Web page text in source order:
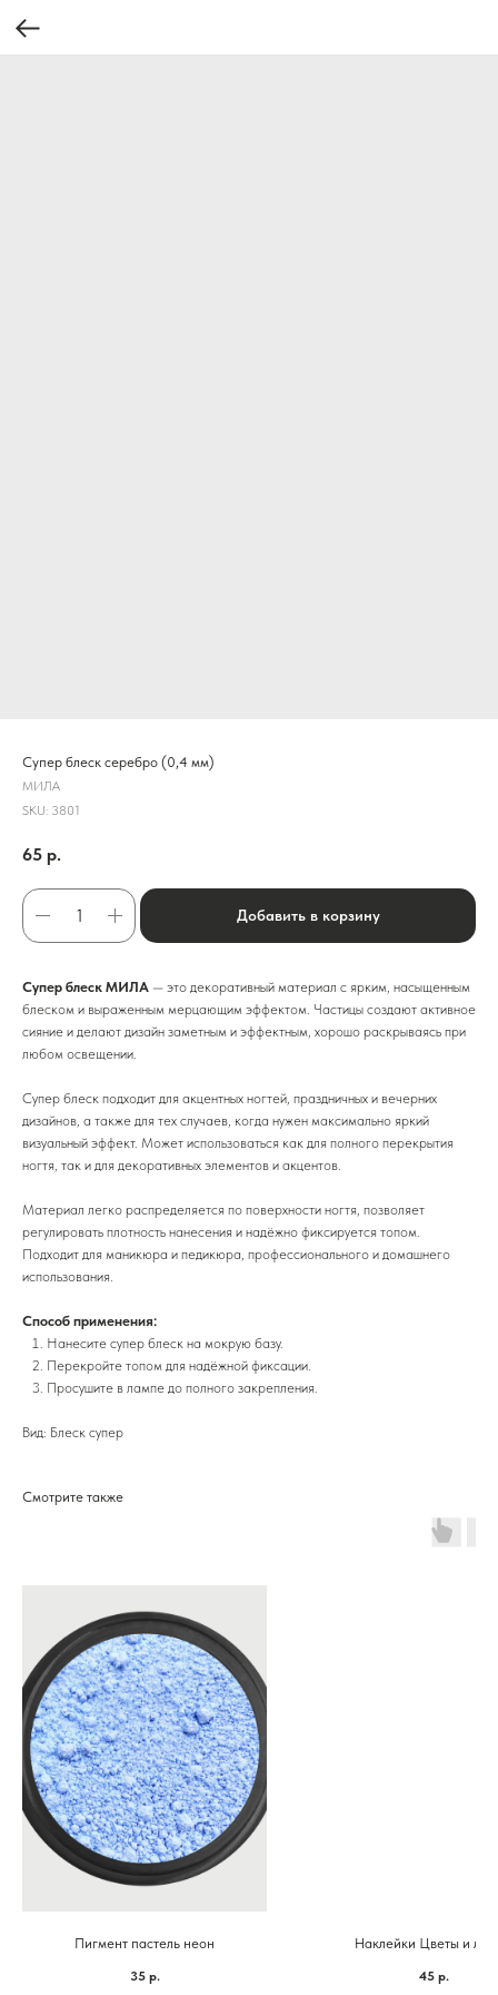
Супер блеск серебро (0,4 мм)
МИЛА
SKU: 3801
65 р.
Добавить в корзину
Супер блеск МИЛА — это декоративный материал с ярким, насыщенным
блеском и выраженным мерцающим эффектом. Частицы создают активное
сияние и делают дизайн заметным и эффектным, хорошо раскрываясь при
любом освещении.
Супер блеск подходит для акцентных ногтей, праздничных и вечерних
дизайнов, а также для тех случаев, когда нужен максимально яркий
визуальный эффект. Может использоваться как для полного перекрытия
ногтя, так и для декоративных элементов и акцентов.
Материал легко распределяется по поверхности ногтя, позволяет
регулировать плотность нанесения и надёжно фиксируется топом.
Подходит для маникюра и педикюра, профессионального и домашнего
использования.
Способ применения:
Нанесите супер блеск на мокрую базу.
Перекройте топом для надёжной фиксации.
Просушите в лампе до полного закрепления.
Вид: Блеск супер
Смотрите также
Пигмент пастель неон
35 р.
Наклейки Цветы и
45 р.